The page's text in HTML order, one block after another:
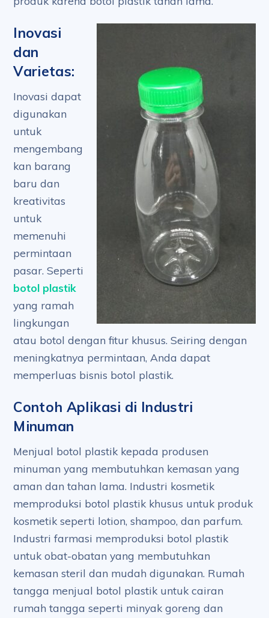
Inovasi
dan
Varietas:
Inovasi dapat
digunakan
untuk
mengembang
kan barang
baru dan
kreativitas
untuk
memenuhi
permintaan
pasar. Seperti
botol plastik
yang ramah
lingkungan
atau botol dengan fitur khusus. Seiring dengan
meningkatnya permintaan, Anda dapat
memperluas bisnis botol plastik.
Contoh Aplikasi di Industri
Minuman
Menjual botol plastik kepada produsen
minuman yang membutuhkan kemasan yang
aman dan tahan lama. Industri kosmetik
memproduksi botol plastik khusus untuk produk
kosmetik seperti lotion, shampoo, dan parfum.
Industri farmasi memproduksi botol plastik
untuk obat-obatan yang membutuhkan
kemasan steril dan mudah digunakan. Rumah
tangga menjual botol plastik untuk cairan
rumah tangga seperti minyak goreng dan